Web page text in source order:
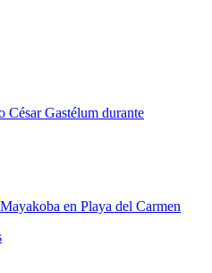
César Gastélum durante
en Playa del Carmen